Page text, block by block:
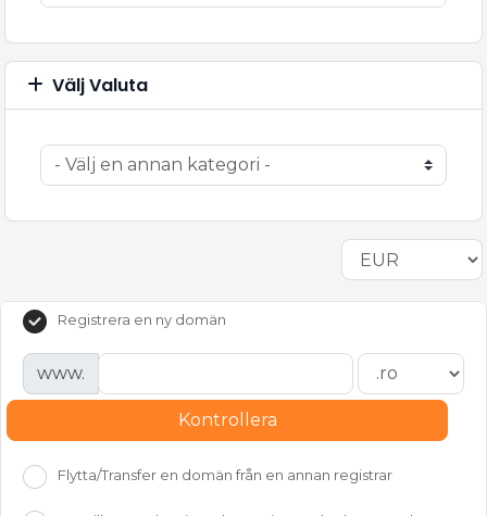
Välj Valuta
Registrera en ny domän
www.
Kontrollera
Flytta/Transfer en domän från en annan registrar